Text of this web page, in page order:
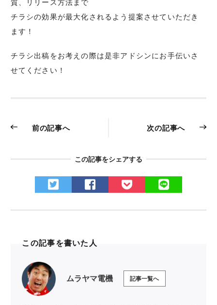
質、リリース方法まで
チラシの効果が最大化されるよう提案させていただき
ます！
チラシ出稿をお考えの際は是非アドシンにお手伝いさ
せてください！
前の記事へ 次の記事へ
この記事をシェアする
この記事を書いた人
ムラヤマ電機 記事一覧へ